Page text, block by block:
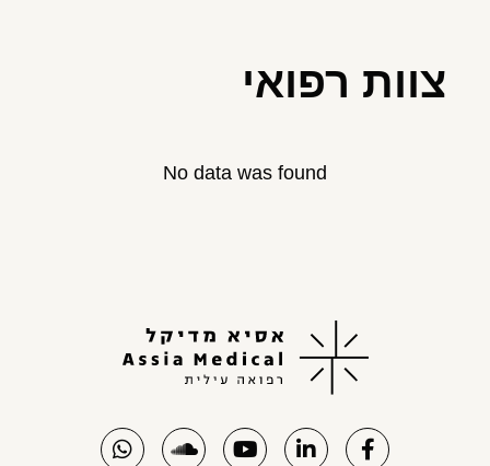
צוות רפואי
No data was found